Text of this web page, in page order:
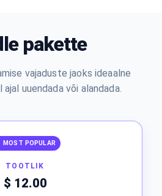
pakette
vajaduste jaoks ideaalne
uuendada või alandada.
MOST POPULAR
TOOTLIK
$ 12.00